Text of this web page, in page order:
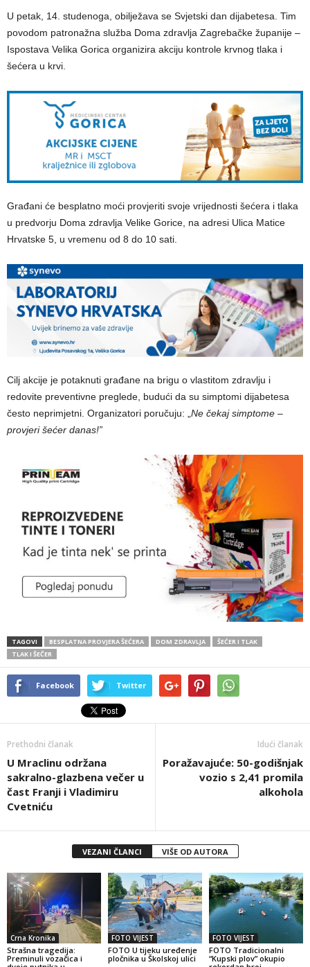
U petak, 14. studenoga, obilježava se Svjetski dan dijabetesa. Tim
povodom patronažna služba Doma zdravlja Zagrebačke županije –
Ispostava Velika Gorica organizira akciju kontrole krvnog tlaka i
šećera u krvi.
Građani će besplatno moći provjeriti svoje vrijednosti šećera i tlaka
u predvorju Doma zdravlja Velike Gorice, na adresi Ulica Matice
Hrvatske 5, u vremenu od 8 do 10 sati.
Cilj akcije je potaknuti građane na brigu o vlastitom zdravlju i
redovite preventivne preglede, budući da su simptomi dijabetesa
često neprimjetni. Organizatori poručuju: „ Ne čekaj simptome –
provjeri šećer danas!”
TAGOVI BESPLATNA PROVJERA ŠEĆERA DOM ZDRAVLJA
ŠEĆER I TLAK
TLAK I ŠEČER
Facebook Twitter
Prethodni članak
U Mraclinu održana
sakralno-glazbena večer u
čast Franji i Vladimiru
Cvetniću
Idući članak
Poražavajuće: 50-godišnjak
vozio s 2,41 promila
alkohola
VEZANI ČLANCI VIŠE OD AUTORA
Crna Kronika
Strašna tragedija:
Preminuli vozačica i
FOTO VIJEST
FOTO U tijeku uređenje
pločnika u Školskoj ulici
FOTO VIJEST
FOTO Tradicionalni
“Kupski plov” okupio